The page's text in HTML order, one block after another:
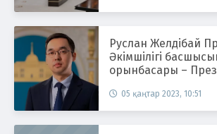
Руслан Желдібай
Әкімшілігі
орынбасары –
тағайындалды
05 қаңтар 2023, 10:51